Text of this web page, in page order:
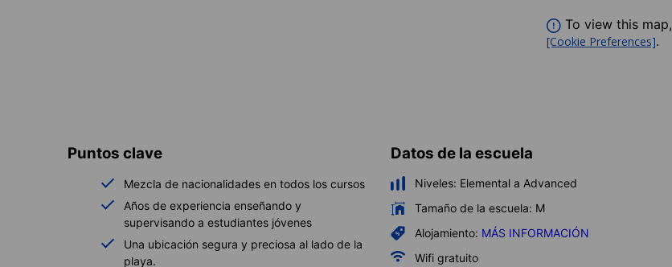
To view this map,
[Cookie Preferences].
Puntos clave
Mezcla de nacionalidades en todos los cursos
Años de experiencia enseñando y
supervisando a estudiantes jóvenes
Una ubicación segura y preciosa al lado de la
playa.
Datos de la escuela
Niveles: Elemental a Advanced
Tamaño de la escuela: M
Alojamiento: MÁS INFORMACIÓN
Wifi gratuito